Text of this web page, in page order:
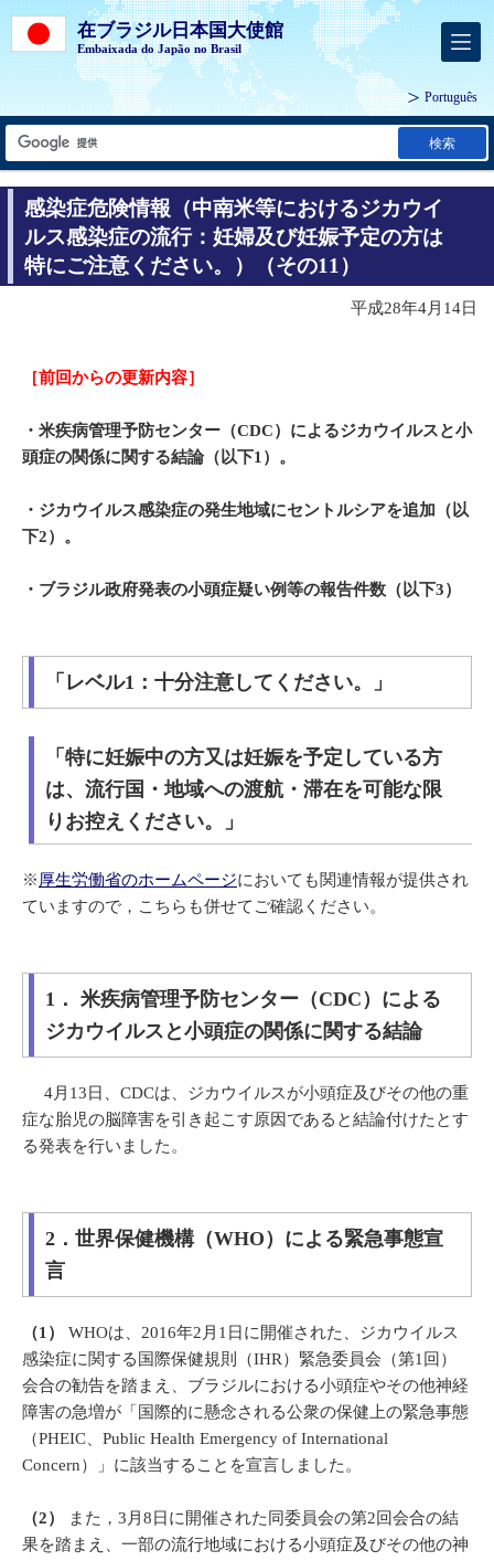
在ブラジル日本国大使館
Embaixada do Japão no Brasil
Português
検索
感染症危険情報（中南米等におけるジカウイ
ルス感染症の流行：妊婦及び妊娠予定の方は
特にご注意ください。）（その11）
平成28年4月14日
［前回からの更新内容］
・米疾病管理予防センター（CDC）によるジカウイルスと小
頭症の関係に関する結論（以下1）。
・ジカウイルス感染症の発生地域にセントルシアを追加（以
下2）。
・ブラジル政府発表の小頭症疑い例等の報告件数（以下3）
「レベル1：十分注意してください。」
「特に妊娠中の方又は妊娠を予定している方
は、流行国・地域への渡航・滞在を可能な限
りお控えください。」
※厚生労働省のホームページにおいても関連情報が提供され
ていますので，こちらも併せてご確認ください。
1． 米疾病管理予防センター（CDC）による
ジカウイルスと小頭症の関係に関する結論
4月13日、CDCは、ジカウイルスが小頭症及びその他の重
症な胎児の脳障害を引き起こす原因であると結論付けたとす
る発表を行いました。
2．世界保健機構（WHO）による緊急事態宣
言
（1）
WHOは、2016年2月1日に開催された、ジカウイルス
感染症に関する国際保健規則（IHR）緊急委員会（第1回）
会合の勧告を踏まえ、ブラジルにおける小頭症やその他神経
障害の急増が「国際的に懸念される公衆の保健上の緊急事態
（PHEIC、Public Health Emergency of International
Concern）」に該当することを宣言しました。
（2）
また，3月8日に開催された同委員会の第2回会合の結
果を踏まえ、一部の流行地域における小頭症及びその他の神